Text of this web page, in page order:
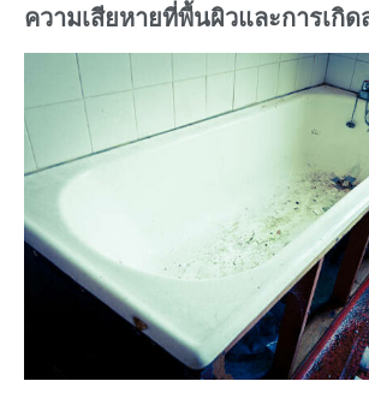
ความเสียหายที่พื้นผิวและการเกิ